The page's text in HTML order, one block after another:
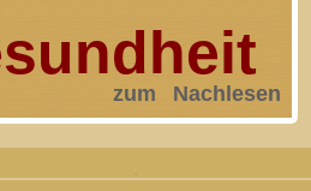
zum Nachlesen